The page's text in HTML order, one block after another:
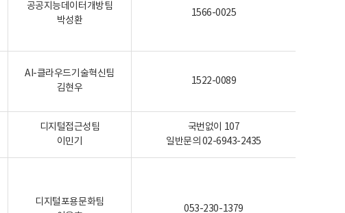
공공지능데이터개방팀
박성환
1566-0025
AI-클라우드기술혁신팀
김현우
1522-0089
디지털접근성팀
이민기
국번없이 107
일반문의 02-6943-2435
디지털포용문화팀
053-230-1379